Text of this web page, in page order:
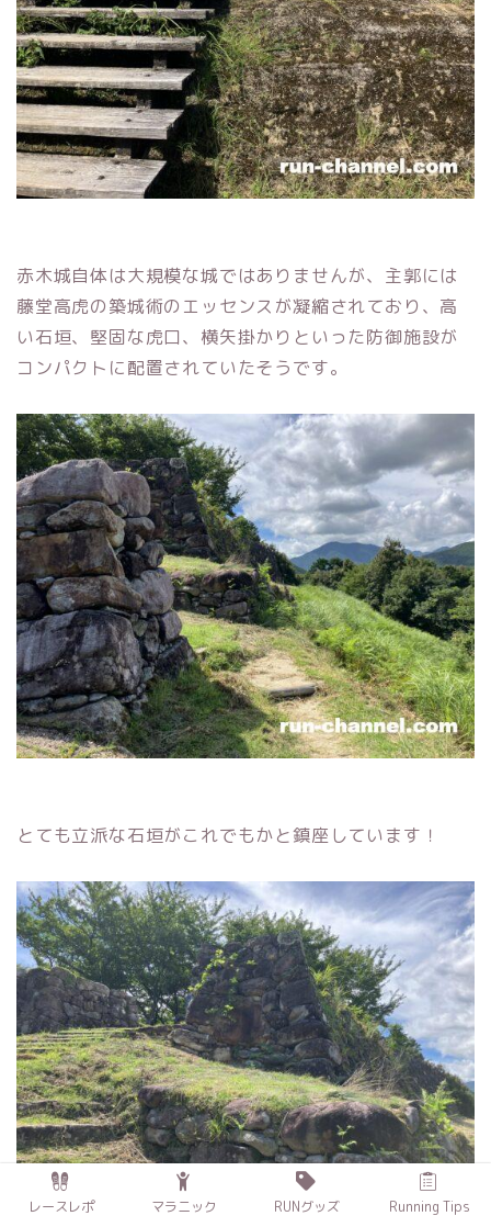
赤木城自体は大規模な城ではありませんが、主郭には
藤堂高虎の築城術のエッセンスが凝縮されており、高
い石垣、堅固な虎口、横矢掛かりといった防御施設が
コンパクトに配置されていたそうです。
とても立派な石垣がこれでもかと鎮座しています！
レースレポ マラニック RUNグッズ Running Tips